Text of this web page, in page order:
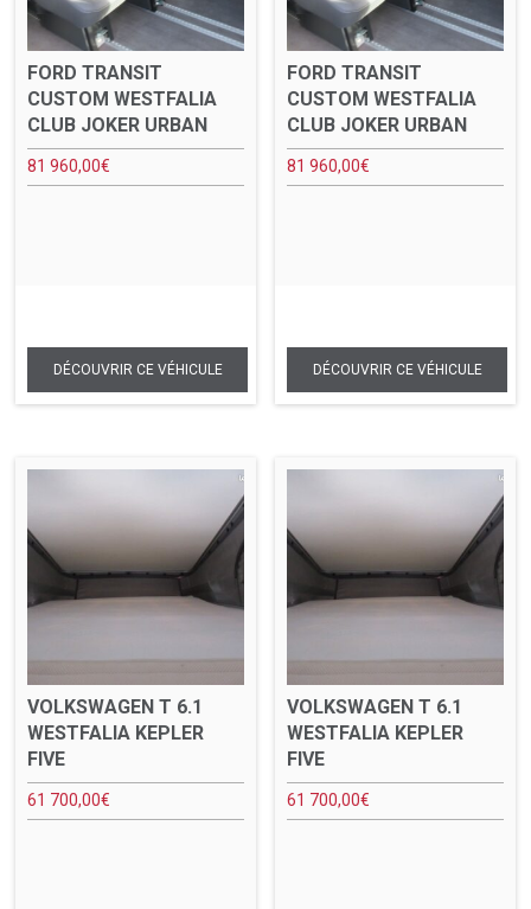
FORD TRANSIT
CUSTOM WESTFALIA
CLUB JOKER URBAN
81 960,00€
FORD TRANSIT
CUSTOM WESTFALIA
CLUB JOKER URBAN
81 960,00€
VOLKSWAGEN T 6.1
WESTFALIA KEPLER
FIVE
61 700,00€
VOLKSWAGEN T 6.1
WESTFALIA KEPLER
FIVE
61 700,00€